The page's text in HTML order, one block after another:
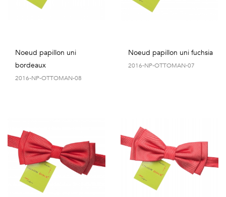
Noeud papillon uni
bordeaux
2016-NP-OTTOMAN-08
Noeud papillon uni fuchsia
2016-NP-OTTOMAN-07